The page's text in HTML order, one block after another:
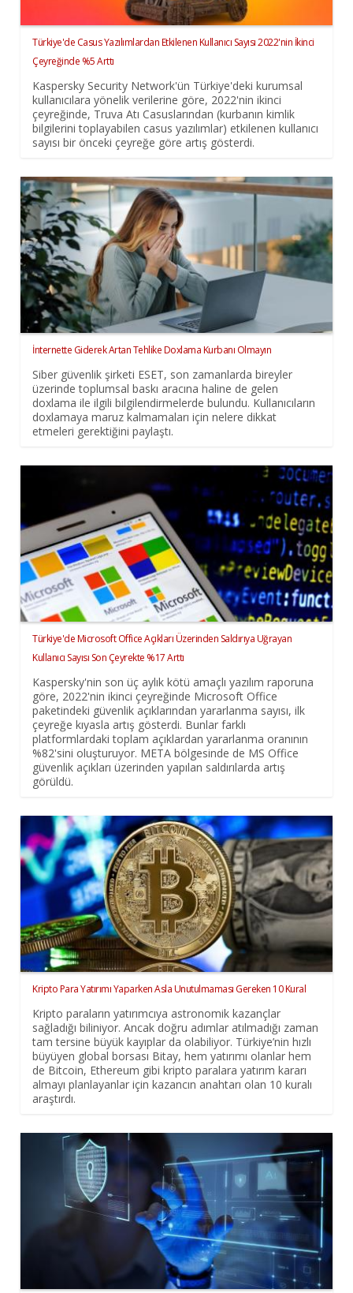
Türkiye'de Casus Yazılımlardan Etkilenen Kullanıcı Sayısı 2022'nin İkinci
Çeyreğinde %5 Arttı
Kaspersky Security Network'ün Türkiye'deki kurumsal
kullanıcılara yönelik verilerine göre, 2022'nin ikinci
çeyreğinde, Truva Atı Casuslarından (kurbanın kimlik
bilgilerini toplayabilen casus yazılımlar) etkilenen kullanıcı
sayısı bir önceki çeyreğe göre artış gösterdi.
İnternette Giderek Artan Tehlike Doxlama Kurbanı Olmayın
Siber güvenlik şirketi ESET, son zamanlarda bireyler
üzerinde toplumsal baskı aracına haline de gelen
doxlama ile ilgili bilgilendirmelerde bulundu. Kullanıcıların
doxlamaya maruz kalmamaları için nelere dikkat
etmeleri gerektiğini paylaştı.
Türkiye'de Microsoft Office Açıkları Üzerinden Saldırıya Uğrayan
Kullanıcı Sayısı Son Çeyrekte %17 Arttı
Kaspersky'nin son üç aylık kötü amaçlı yazılım raporuna
göre, 2022'nin ikinci çeyreğinde Microsoft Office
paketindeki güvenlik açıklarından yararlanma sayısı, ilk
çeyreğe kıyasla artış gösterdi. Bunlar farklı
platformlardaki toplam açıklardan yararlanma oranının
%82'sini oluşturuyor. META bölgesinde de MS Office
güvenlik açıkları üzerinden yapılan saldırılarda artış
görüldü.
Kripto Para Yatırımı Yaparken Asla Unutulmaması Gereken 10 Kural
Kripto paraların yatırımcıya astronomik kazançlar
sağladığı biliniyor. Ancak doğru adımlar atılmadığı zaman
tam tersine büyük kayıplar da olabiliyor. Türkiye’nin hızlı
büyüyen global borsası Bitay, hem yatırımı olanlar hem
de Bitcoin, Ethereum gibi kripto paralara yatırım kararı
almayı planlayanlar için kazancın anahtarı olan 10 kuralı
araştırdı.